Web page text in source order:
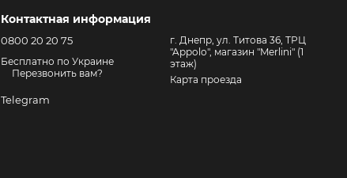
Контактная информация
0800 20 20 75
Бесплатно по Украине
Перезвонить вам?
Telegram
г. Днепр, ул. Титова 36, ТРЦ
"Appolo", магазин "Merlini" (1
этаж)
Карта проезда